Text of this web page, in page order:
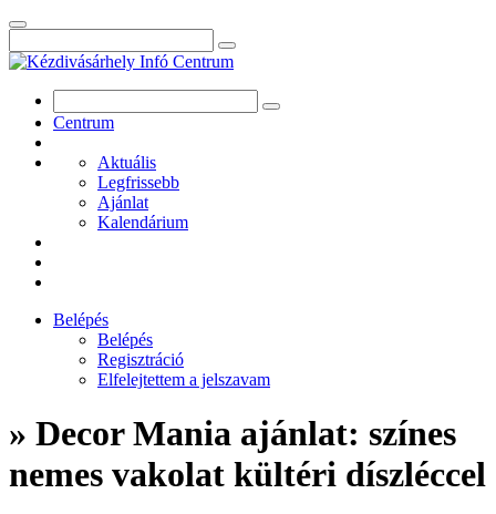
Centrum
Aktuális
Legfrissebb
Ajánlat
Kalendárium
Belépés
Belépés
Regisztráció
Elfelejtettem a jelszavam
» Decor Mania ajánlat: színes
nemes vakolat kültéri díszléccel